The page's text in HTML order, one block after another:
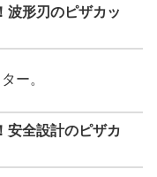
波形刃のピザカッ
ー。
安全設計のピザカ